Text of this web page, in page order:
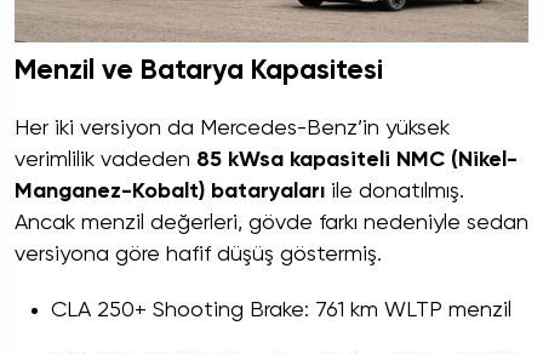
Menzil ve Batarya Kapasitesi
Her iki versiyon da Mercedes-Benz’in yüksek
verimlilik vadeden 85 kWsa kapasiteli NMC (Nikel-
Manganez-Kobalt) bataryaları ile donatılmış.
Ancak menzil değerleri, gövde farkı nedeniyle sedan
versiyona göre hafif düşüş göstermiş.
CLA 250+ Shooting Brake: 761 km WLTP menzil